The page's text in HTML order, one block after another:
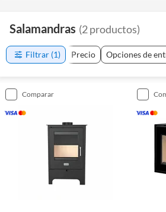
Salamandras (2productos)
Filtrar (1) Precio Opciones de
comparar